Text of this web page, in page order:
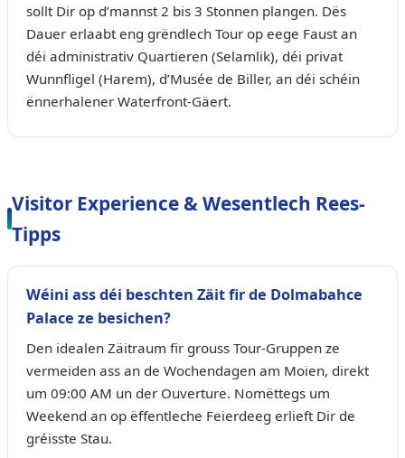
sollt Dir op d’mannst 2 bis 3 Stonnen plangen. Dës
Dauer erlaabt eng grëndlech Tour op eege Faust an
déi administrativ Quartieren (Selamlik), déi privat
Wunnfligel (Harem), d’Musée de Biller, an déi schéin
ënnerhalener Waterfront-Gäert.
Visitor Experience & Wesentlech Rees-
Tipps
Wéini ass déi beschten Zäit fir de Dolmabahce
Palace ze besichen?
Den idealen Zäitraum fir grouss Tour-Gruppen ze
vermeiden ass an de Wochendagen am Moien, direkt
um 09:00 AM un der Ouverture. Nomëttegs um
Weekend an op ëffentleche Feierdeeg erlieft Dir de
gréisste Stau.